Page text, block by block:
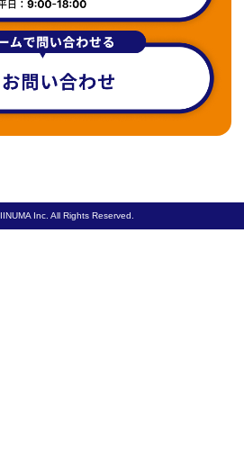
Inc. All Rights Reserved.